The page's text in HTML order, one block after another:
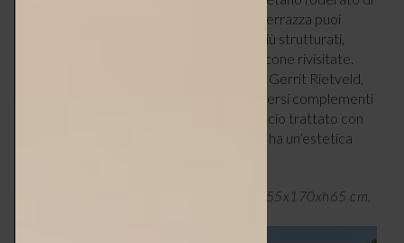
materiali outdoor. Minimal ma stiloso. In terrazza puoi
evitare arredi pieghevoli e sceglierne di più strutturati,
, vere icone rivisitate.
Ideate nel 1934 dalla leggenda del design Gerrit Rietveld,
insieme a diversi complementi
outdoor, tavolo compreso. In pino massiccio trattato con
una vernice esterna a base d’acqua, il set ha un’estetica
Set modulare da esterno Mixi di Oviala, 255x170xh65 cm,